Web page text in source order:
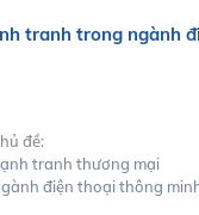
tranh trong ngành
đề:
tranh thương mại
điện thoại thông